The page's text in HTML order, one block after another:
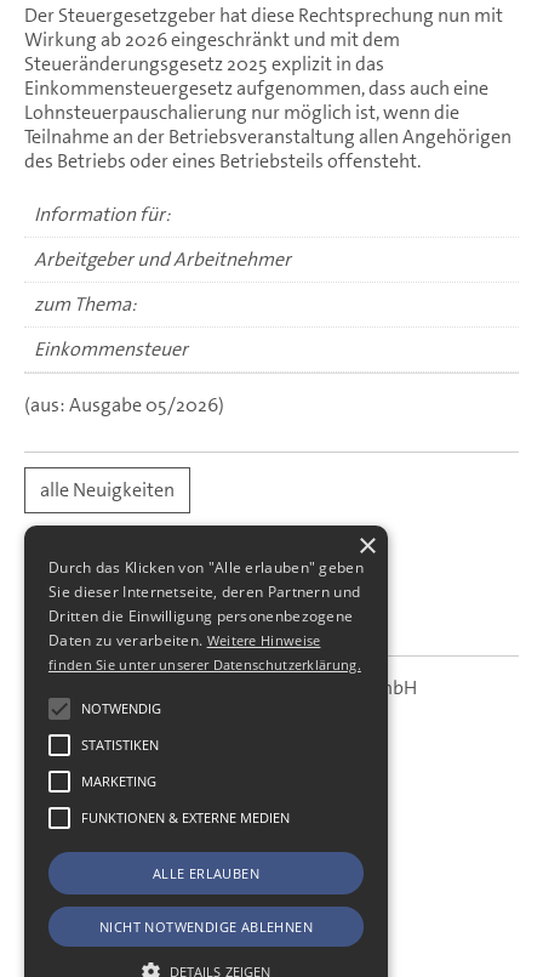
Der Steuergesetzgeber hat diese Rechtsprechung nun mit
Wirkung ab 2026 eingeschränkt und mit dem
Steueränderungsgesetz 2025 explizit in das
Einkommensteuergesetz aufgenommen, dass auch eine
Lohnsteuerpauschalierung nur möglich ist, wenn die
Teilnahme an der Betriebsveranstaltung allen Angehörigen
des Betriebs oder eines Betriebsteils offensteht.
Information für:
Arbeitgeber und Arbeitnehmer
zum Thema:
Einkommensteuer
(aus: Ausgabe 05/2026)
alle Neuigkeiten
SBS
SBS Richter, Trenner & Kollegen GmbH
Steuerberatungsgesellschaft
Hohe Straße 55
01187Dresden
Telefax:+49 (0) 351 - 87 32 699
E-Mail:kanzlei@sbsdresden.de
ESt-Helfer
Start
Impressum
×
Durch das Klicken von "Alle erlauben" geben
Sie dieser Internetseite, deren Partnern und
Dritten die Einwilligung personenbezogene
Daten zu verarbeiten. Weitere Hinweise
finden Sie unter unserer Datenschutzerklärung.
NOTWENDIG
STATISTIKEN
MARKETING
FUNKTIONEN & EXTERNE MEDIEN
ALLE ERLAUBEN
NICHT NOTWENDIGE ABLEHNEN
DETAILS ZEIGEN